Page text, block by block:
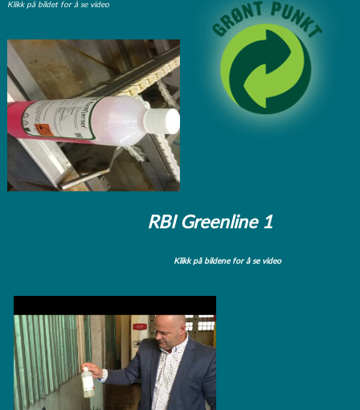
Klikk på bildet for å se video
RBI Greenline 1
Klikk på bildene for å se video